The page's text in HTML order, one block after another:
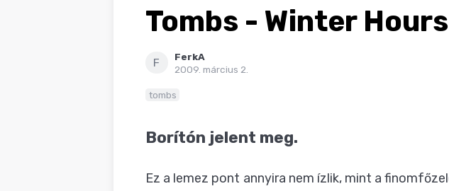
Tombs - Winter Hours
F
FerkA
2009. március 2.
tombs
Borítón jelent meg.
Ez a lemez pont annyira nem ízlik, mint a